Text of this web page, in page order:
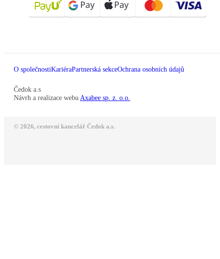
O společnostiKariéraPartnerská sekceOchrana osobních údajů
Čedok a.s
Návrh a realizace webu Axabee sp. z. o.o.
© 2026, cestovní kancelář Čedok a.s.